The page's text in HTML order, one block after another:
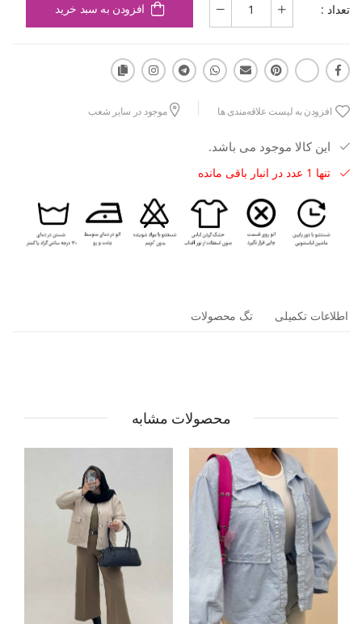
تعداد : افزودن به سبد خرید
افزودن به لیست علاقه‌مندی ها موجود در سایر شعب
این کالا موجود می باشد.
تنها 1 عدد در انبار باقی مانده
اطلاعات تکمیلی تگ محصولات
محصولات مشابه